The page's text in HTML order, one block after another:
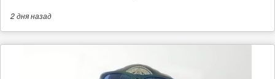
2 дняназад